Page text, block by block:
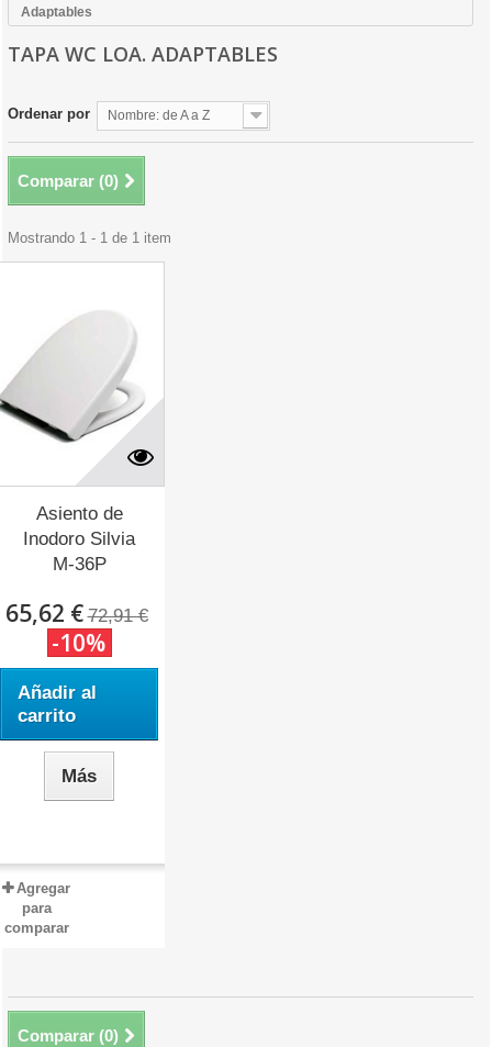
Adaptables
TAPA WC LOA. ADAPTABLES
Ordenar por Nombre: de A a Z
Comparar (0)
Mostrando 1 - 1 de 1 item
Asiento de
Inodoro Silvia
M-36P
65,62 € 72,91 €
-10%
Añadir al
carrito
Más
Agregar
para
comparar
Comparar (0)